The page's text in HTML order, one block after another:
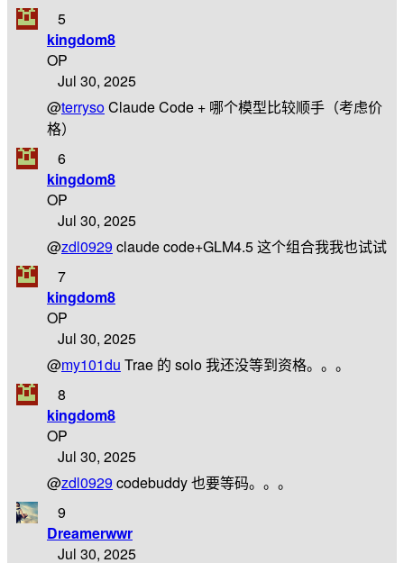
5
kingdom8
OP
Jul 30, 2025
@terrysoClaude Code + 哪个模型比较顺手（考虑价
格）
6
kingdom8
OP
Jul 30, 2025
@zdl0929 claude code+GLM4.5 这个组合我我也试试
7
kingdom8
OP
Jul 30, 2025
@my101du Trae 的 solo 我还没等到资格。。。
8
kingdom8
OP
Jul 30, 2025
@zdl0929 codebuddy 也要等码。。。
9
Dreamerwwr
Jul 30, 2025